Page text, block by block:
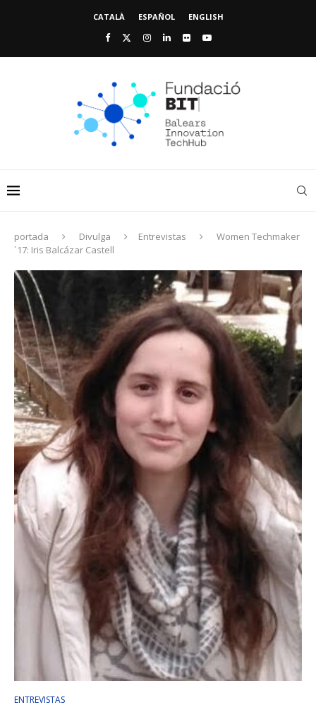
CATALÀ ESPAÑOL ENGLISH
portada Divulga Entrevistas
Women Techmaker
´17: Iris Balcázar Castell
ENTREVISTAS